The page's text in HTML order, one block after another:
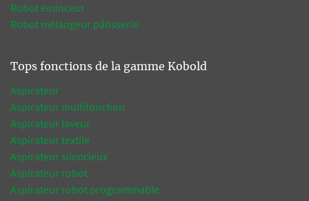
Robot éminceur
Robot mélangeur pâtisserie
Tops fonctions de la gamme Kobold
Aspirateur
Aspirateur multifonction
Aspirateur laveur
Aspirateur textile
Aspirateur silencieux
Aspirateur robot
Aspirateur robot programmable